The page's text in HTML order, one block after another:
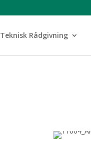
Teknisk Rådgivning